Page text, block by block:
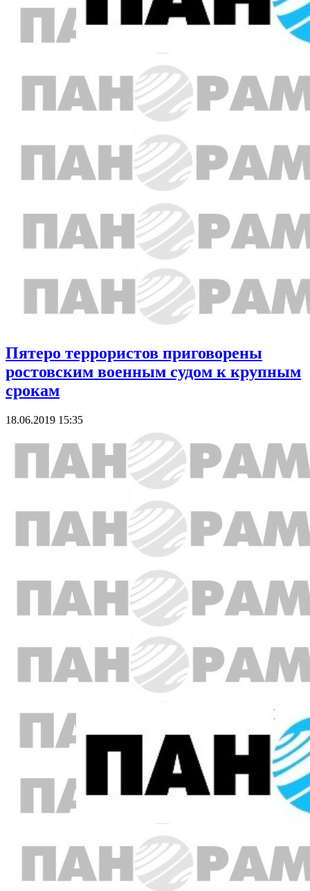
Пятеро террористов приговорены
ростовским военным судом к крупным
срокам
18.06.2019 15:35